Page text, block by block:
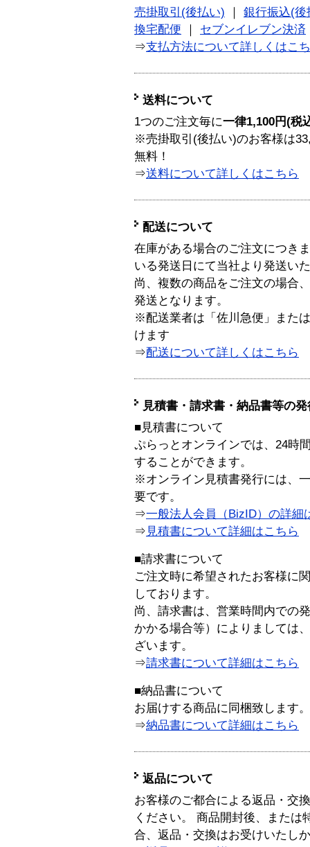
売掛取引(後払い)
銀行振込(後
換宅配便
セブンイレブン決済
⇒支払方法について詳しくはこ
送料について
1つのご注文毎に一律1,100円(税
※売掛取引(後払い)のお客様は
無料！
⇒送料について詳しくはこちら
配送について
在庫がある場合のご注文につき
いる発送日にて当社より発送い
尚、複数の商品をご注文の場合
発送となります。
※配送業者は「佐川急便」また
けます
⇒配送について詳しくはこちら
見積書・請求書・納品書等の
■見積書について
ぷらっとオンラインでは、24時
することができます。
※オンライン見積書発行には、
要です。
⇒一般法人会員（BizID）の詳細
⇒ 見積書について詳細はこちら
■請求書について
ご注文時に希望されたお客様に
しております。
尚、請求書は、営業時間内での
かかる場合等）によりましては
ざいます。
⇒請求書について詳細はこちら
■納品書について
お届けする商品に同梱致します。
⇒納品書について詳細はこちら
返品について
お客様のご都合による返品・交
ください。 商品開封後、または
合、返品・交換はお受けいたし